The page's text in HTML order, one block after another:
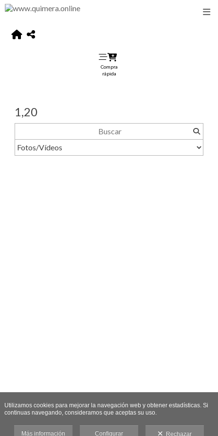
Compra
rápida
1,20
Utilizamos cookies para mejorar la navegación web y obtener estadísticas. Si
continuas navegando, consideramos que aceptas su uso.
Más información Configurar Rechazar